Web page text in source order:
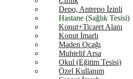
Depo, Antrepo İzinli
Hastane (Sağlık Tesisi)
Konut+Ticaret Alanı
Konut İmarlı
Maden Ocağı
Muhtelif Arsa
Okul (Eğitim Tesisi)
Özel Kullanım